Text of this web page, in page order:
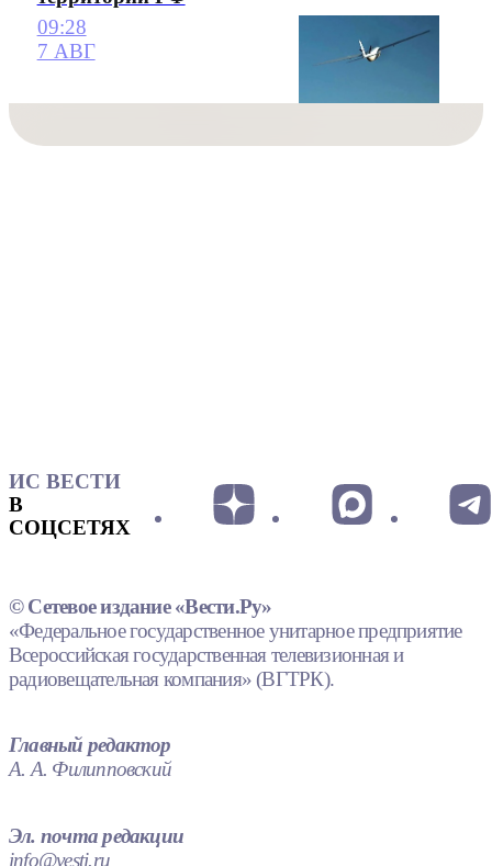
09:28
7 АВГ
ИС ВЕСТИ
В
СОЦСЕТЯХ
© Сетевое издание «Вести.Ру»
«Федеральное государственное унитарное предприятие
Всероссийская государственная телевизионная и
радиовещательная компания» (ВГТРК).
Главный редактор
А. А. Филипповский
Эл. почта редакции
info@vesti.ru